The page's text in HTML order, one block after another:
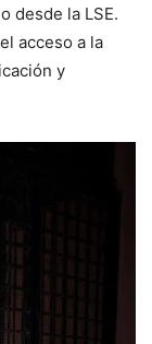
desde la LSE.
acceso a la
y